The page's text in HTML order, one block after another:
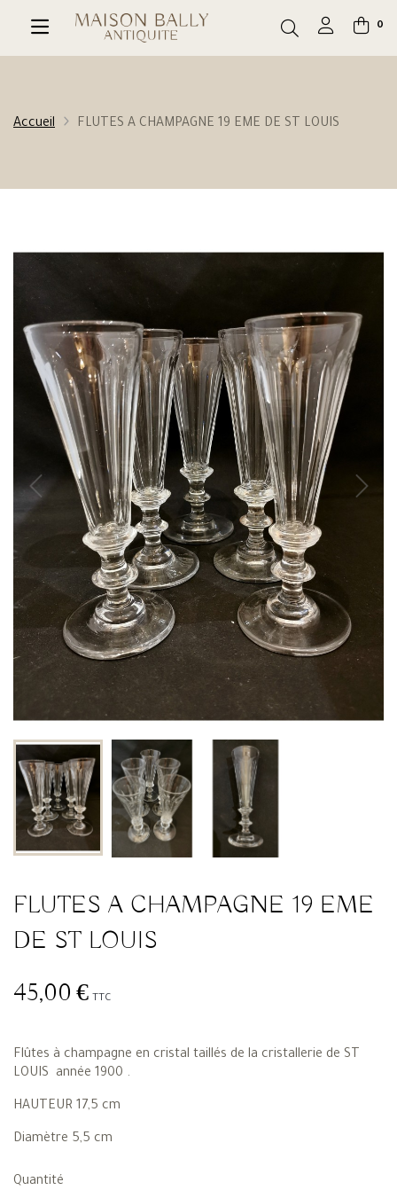
0
Accueil FLUTES A CHAMPAGNE 19 EME DE ST LOUIS
FLUTES A CHAMPAGNE 19 EME
DE ST LOUIS
45,00 € TTC
Flûtes à champagne en cristal taillés de la cristallerie de ST
LOUIS année 1900 .
HAUTEUR 17,5 cm
Diamètre 5,5 cm
Quantité